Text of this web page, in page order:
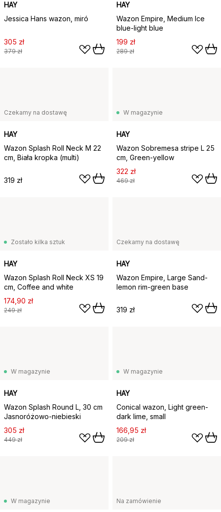
HAY
Jessica Hans wazon, miró
305 zł
379 zł
HAY
Wazon Empire, Medium Ice
blue-light blue
199 zł
289 zł
Czekamy na dostawę
HAY
Wazon Splash Roll Neck M 22
cm, Biała kropka (multi)
319 zł
W magazynie
HAY
Wazon Sobremesa stripe L 25
cm, Green-yellow
322 zł
469 zł
Zostało kilka sztuk
HAY
Wazon Splash Roll Neck XS 19
cm, Coffee and white
174,90 zł
249 zł
Czekamy na dostawę
HAY
Wazon Empire, Large Sand-
lemon rim-green base
319 zł
W magazynie
HAY
Wazon Splash Round L, 30 cm
Jasnoróżowo-niebieski
305 zł
449 zł
W magazynie
HAY
Conical wazon, Light green-
dark lime, small
166,95 zł
209 zł
W magazynie Na zamówienie